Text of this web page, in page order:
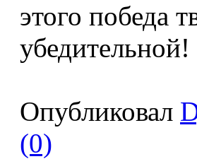
этого победа
убедительной!
Опубликовал
(0)